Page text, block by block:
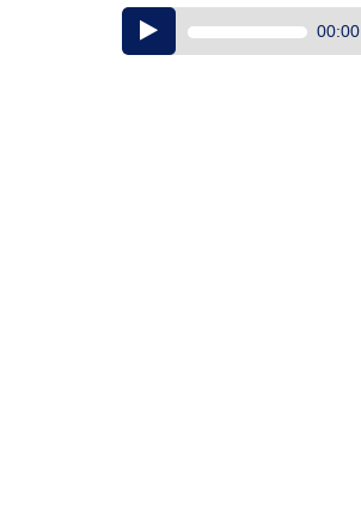
Audio
Player
00:00